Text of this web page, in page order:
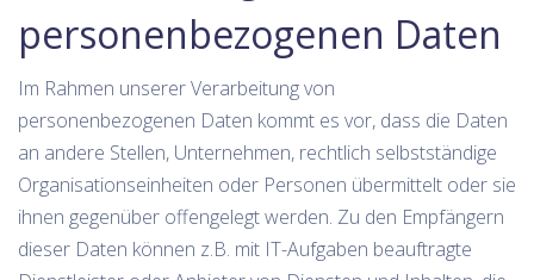
personenbezogenen Daten
Im Rahmen unserer Verarbeitung von
personenbezogenen Daten kommt es vor, dass die Daten
an andere Stellen, Unternehmen, rechtlich selbstständige
Organisationseinheiten oder Personen übermittelt oder sie
ihnen gegenüber offengelegt werden. Zu den Empfängern
dieser Daten können z.B. mit IT-Aufgaben beauftragte